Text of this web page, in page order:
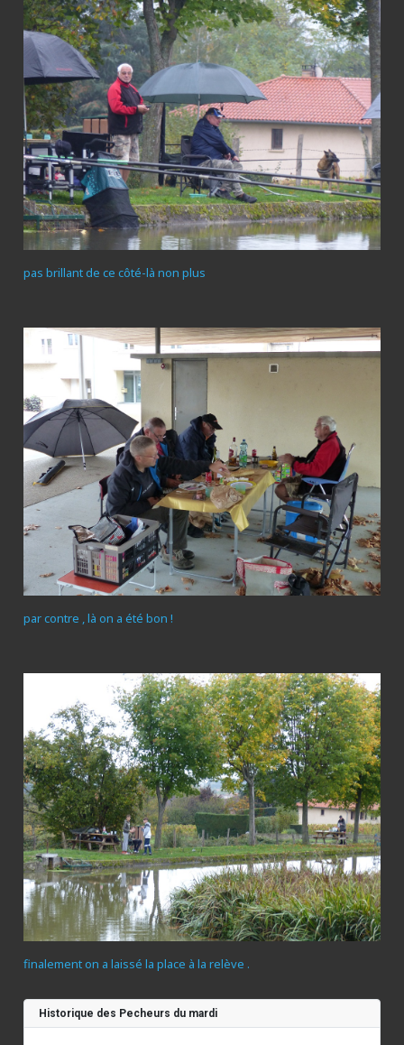
pas brillant de ce côté-là non plus
par contre , là on a été bon !
finalement on a laissé la place à la relève .
Historique des Pecheurs du mardi